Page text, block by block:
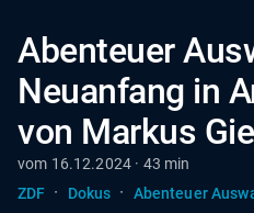
Abenteuer
Neuanfang in
von Markus
vom 16.12.2024 · 43 min
ZDF · Dokus · Abenteuer